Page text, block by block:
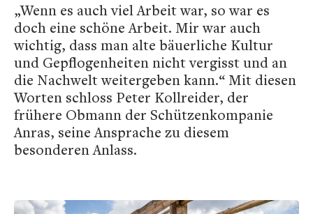
„Wenn es auch viel Arbeit war, so war es
doch eine schöne Arbeit. Mir war auch
wichtig, dass man alte bäuerliche Kultur
und Gepflogenheiten nicht vergisst und an
die Nachwelt weitergeben kann.“ Mit diesen
Worten schloss Peter Kollreider, der
frühere Obmann der Schützenkompanie
Anras, seine Ansprache zu diesem
besonderen Anlass.